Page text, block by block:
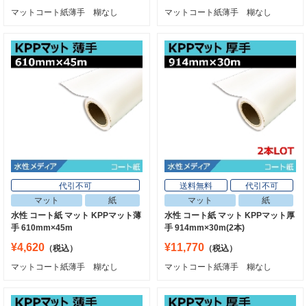
マットコート紙薄手 糊なし
マットコート紙薄手 糊なし
代引不可
マット
紙
水性 コート紙 マット KPPマット薄
手 610mm×45m
¥4,620 （税込）
マットコート紙薄手 糊なし
送料無料
代引不可
マット
紙
水性 コート紙 マット KPPマット厚
手 914mm×30m(2本)
¥11,770 （税込）
マットコート紙薄手 糊なし